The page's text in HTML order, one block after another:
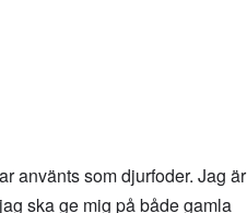
använts som djurfoder. Jag är
ska ge mig på både gamla